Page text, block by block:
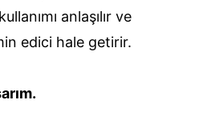
anlaşılır ve
edici hale getirir.